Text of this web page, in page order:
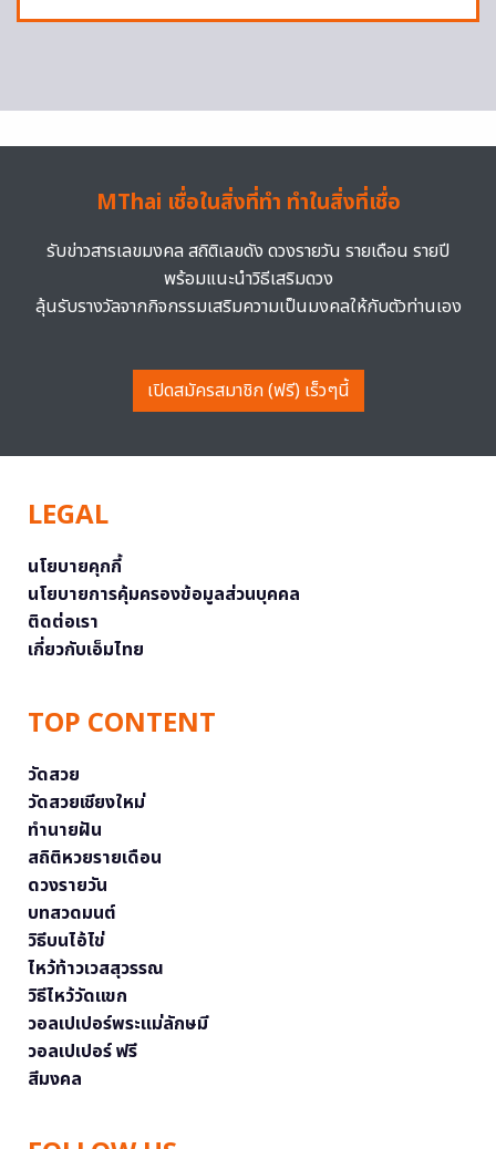
MThai เชื่อในสิ่งที่ทำ ทำในสิ่งที่เชื่อ
รับข่าวสารเลขมงคล สถิติเลขดัง ดวงรายวัน รายเดือน รายปี
พร้อมแนะนำวิธีเสริมดวง
ลุ้นรับรางวัลจากกิจกรรมเสริมความเป็นมงคลให้กับตัวท่านเอง
เปิดสมัครสมาชิก (ฟรี) เร็วๆนี้
LEGAL
นโยบายคุกกี้
นโยบายการคุ้มครองข้อมูลส่วนบุคคล
ติดต่อเรา
เกี่ยวกับเอ็มไทย
TOP CONTENT
วัดสวย
วัดสวยเชียงใหม่
ทำนายฝัน
สถิติหวยรายเดือน
ดวงรายวัน
บทสวดมนต์
วิธีบนไอ้ไข่
ไหว้ท้าวเวสสุวรรณ
วิธีไหว้วัดแขก
วอลเปเปอร์พระแม่ลักษมี
วอลเปเปอร์ ฟรี
สีมงคล